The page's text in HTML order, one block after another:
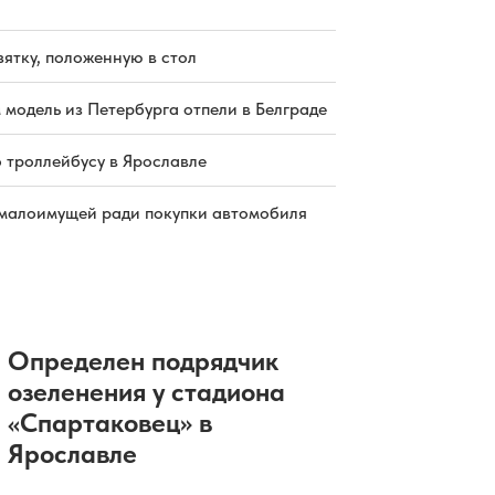
положенную в стол
из Петербурга отпели в Белграде
троллейбусу в Ярославле
ради покупки автомобиля
Определен подрядчик
озеленения у стадиона
«Спартаковец» в
Ярославле